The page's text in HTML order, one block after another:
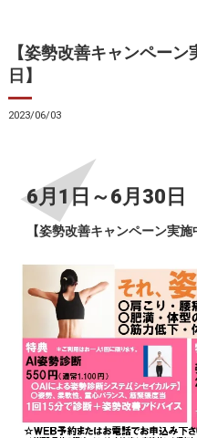
【姿勢改善キャンペー
日】
2023/06/03
【姿勢改善キャンペーン実施
6月1日～6月30日